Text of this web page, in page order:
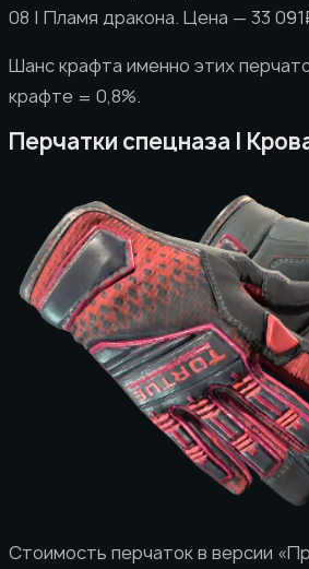
08 | Пламя дракона. Цена — 33
Шанс крафта именно этих
крафте = 0,8%.
Перчатки спецназа |
Стоимость перчаток в версии